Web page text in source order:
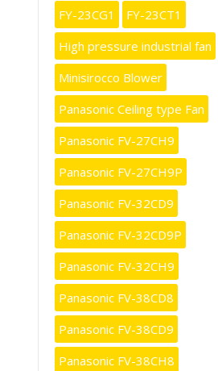
FY-23CG1
FY-23CT1
High pressure industrial fan
Minisirocco Blower
Panasonic Ceiling type Fan
Panasonic FV-27CH9
Panasonic FV-27CH9P
Panasonic FV-32CD9
Panasonic FV-32CD9P
Panasonic FV-32CH9
Panasonic FV-38CD8
Panasonic FV-38CD9
Panasonic FV-38CH8